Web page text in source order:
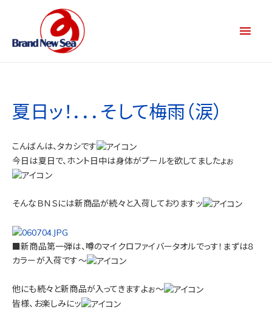
夏日ッ！．．．そして梅雨（涙）
こんばんは、タカシです
今日は夏日で、ホント日中は身体がプールを欲してましたょぉ
そんなＢＮＳには新商品が続々と入荷しておりますッ
■新商品第一弾は、噂のマイクロファイバータオルでっす！まずは８
カラーが入荷です～
他にも続々と新商品が入ってきますよぉ～
皆様、お楽しみにッ